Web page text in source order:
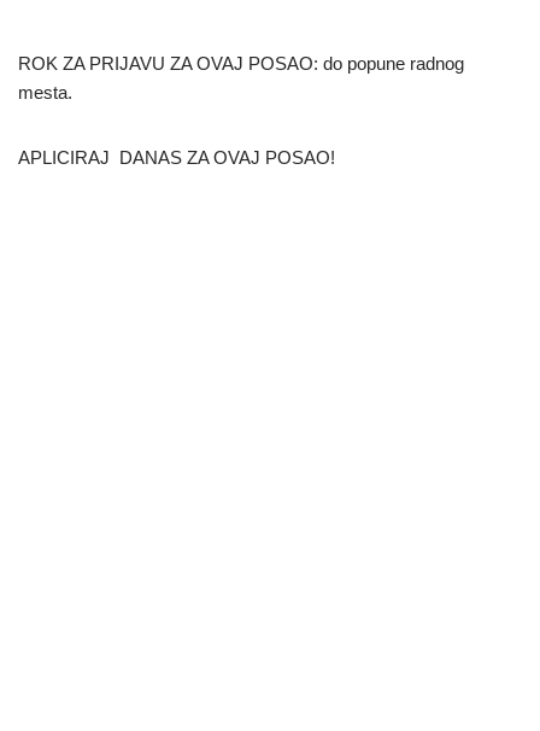
ROK ZA PRIJAVU ZA OVAJ POSAO: do popune radnog
mesta.
APLICIRAJ DANAS ZA OVAJ POSAO!